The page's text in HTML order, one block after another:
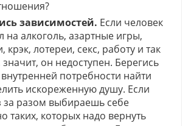
зависимостей. Если человек
на алкоголь, азартные игры,
крэк, лотереи, секс, работу и так
значит, он недоступен. Берегись
потребности найти
искореженную душу. Если
за разом выбираешь себе
таких, которых надо вернуть